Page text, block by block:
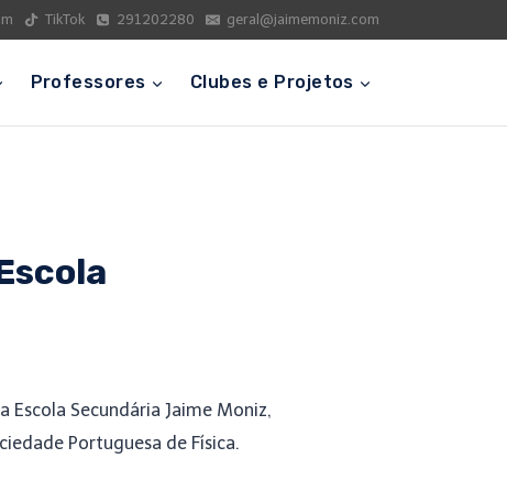
TikTok 291202280 geral@jaimemoniz.com
Professores Clubes e Projetos
Escola Secundária Jaime Moniz,
Portuguesa de Física.